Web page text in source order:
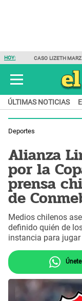
HOY: CASO LIZETH
ÚLTIMAS NOTICIAS
Deportes
Alianza
por la
prensa
de
Medios chilenos
definido quién de
instancia para